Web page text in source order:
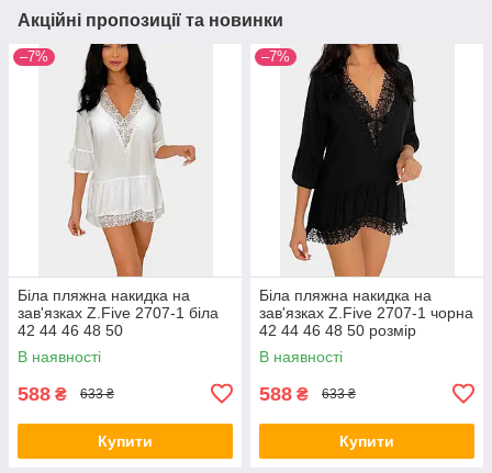
Акційні пропозиції та новинки
–7%
Біла пляжна накидка на
зав'язках Z.Five 2707-1 біла
42 44 46 48 50
В наявності
588 ₴ 633 ₴
Купити
–7%
Біла пляжна накидка на
зав'язках Z.Five 2707-1 чорна
42 44 46 48 50 розмір
В наявності
588 ₴ 633 ₴
Купити